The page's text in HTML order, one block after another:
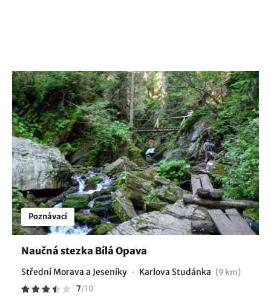
Poznávací
Naučná stezka Bílá Opava
Střední Morava a Jeseníky Karlova Studánka (9 km)
7/10